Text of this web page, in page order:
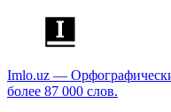
Imlo.uz —
более 87 000 слов.